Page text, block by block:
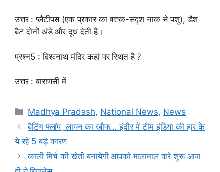
उत्तर : प्लैटीपस (एक प्रकार का बत्तक-सदृश नाक से पशु), डैश
बैट दोनों अंडे और दूध देती है।
प्रश्न5 : विश्वनाथ मंदिर कहां पर स्थित है ?
उत्तर : वाराणसी में
Categories
Madhya Pradesh, National News, News
बैटिंग फ्लॉप, लायन का खौफ… इंदौर में टीम इंडिया की हार के
ये रहे 5 बड़े कारण
काली मिर्च की खेती बनायेगी आपको मालामाल करे शुरू आज